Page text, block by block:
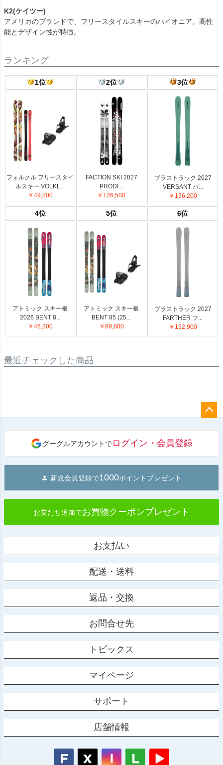
K2(ケイツー)
アメリカのブランドで、フリースタイルスキーのパイオニア。高性
能とデザイン性が特徴。
ランキング
1位 2位 3位
フォルクル フリースタイ
ルスキー VOLKL...
￥49,800
FACTION SKI 2027
PRODI...
￥126,500
ブラストラック 2027
VERSANT バ...
￥156,200
4位 5位 6位
アトミック スキー板
2026 BENT 8...
￥46,300
アトミック スキー板
BENT 85 (25...
￥69,800
ブラストラック 2027
FARTHER フ...
￥152,900
最近チェックした商品
へ
グーグルアカウントでログイン・会員登録
新規会員登録で1000ポイントプレゼント
お友だち追加でお買物クーポンプレゼント
お支払い
配送・送料
返品・交換
お問合せ先
トピックス
マイページ
サポート
店舗情報